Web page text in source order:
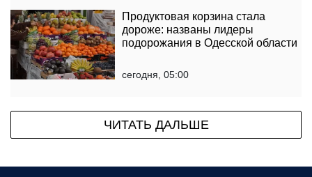
Продуктовая корзина стала
дороже: названы лидеры
подорожания в Одесской области
сегодня, 05:00
ЧИТАТЬ ДАЛЬШЕ